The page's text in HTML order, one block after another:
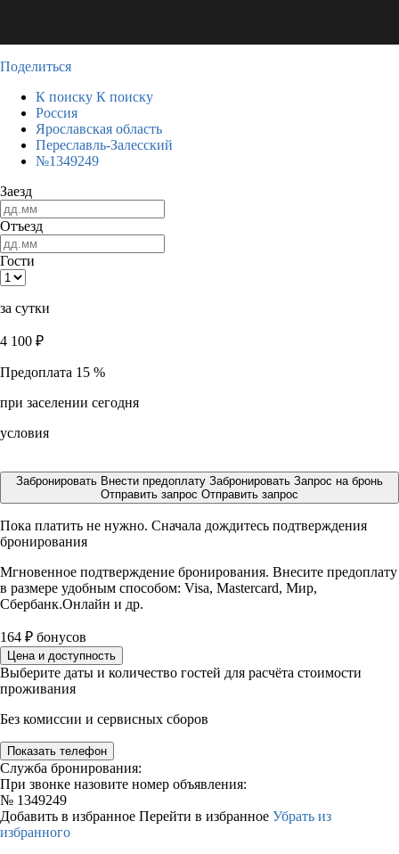
Поделиться
К поиску К поиску
Россия
Ярославская область
Переславль-Залесский
№1349249
Заезд
Отъезд
Гости
за сутки
4 100 ₽
Предоплата 15 %
при заселении сегодня
условия
Забронировать Внести предоплату Забронировать Запрос на бронь
Отправить запрос Отправить запрос
Пока платить не нужно. Сначала дождитесь подтверждения
бронирования
Мгновенное подтверждение бронирования. Внесите предоплату
в размере удобным способом: Visa, Mastercard, Мир,
Сбербанк.Онлайн и др.
164 ₽ бонусов
Цена и доступность
Выберите даты и количество гостей для расчёта стоимости
проживания
Без комиссии и сервисных сборов
Показать телефон
Служба бронирования:
При звонке назовите номер объявления:
№ 1349249
Добавить в избранное Перейти в избранное Убрать из
избранного